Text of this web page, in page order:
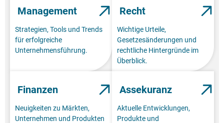
Management
Strategien, Tools und Trends
für erfolgreiche
Unternehmensführung.
Recht
Wichtige Urteile,
Gesetzesänderungen und
rechtliche Hintergründe im
Überblick.
Finanzen
Neuigkeiten zu Märkten,
Unternehmen und Produkten
Assekuranz
Aktuelle Entwicklungen,
Produkte und